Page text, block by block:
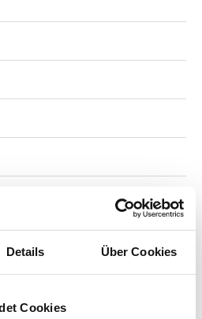
Details Über Cookies
Cookies